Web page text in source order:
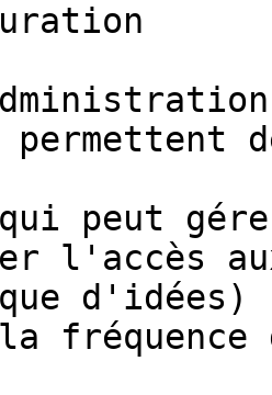
permettent
peut
l'accès
d'idées)
fréquence